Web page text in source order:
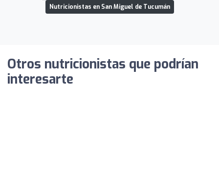
Nutricionistas en San Miguel de Tucumán
Otros nutricionistas que podrían
interesarte